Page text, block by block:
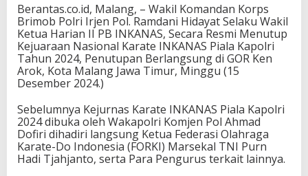
Berantas.co.id, Malang, – Wakil Komandan Korps
Brimob Polri Irjen Pol. Ramdani Hidayat Selaku Wakil
Ketua Harian II PB INKANAS, Secara Resmi Menutup
Kejuaraan Nasional Karate INKANAS Piala Kapolri
Tahun 2024, Penutupan Berlangsung di GOR Ken
Arok, Kota Malang Jawa Timur, Minggu (15
Desember 2024.)
Sebelumnya Kejurnas Karate INKANAS Piala Kapolri
2024 dibuka oleh Wakapolri Komjen Pol Ahmad
Dofiri dihadiri langsung Ketua Federasi Olahraga
Karate-Do Indonesia (FORKI) Marsekal TNI Purn
Hadi Tjahjanto, serta Para Pengurus terkait lainnya.